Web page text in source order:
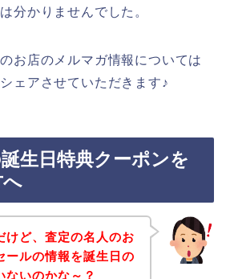
分かりませんでした。
お店のメルマガ情報については
ェアさせていただきます♪
生日特典クーポンを
けど、査定の名人のお
ールの情報を誕生日の
ないのかな～？